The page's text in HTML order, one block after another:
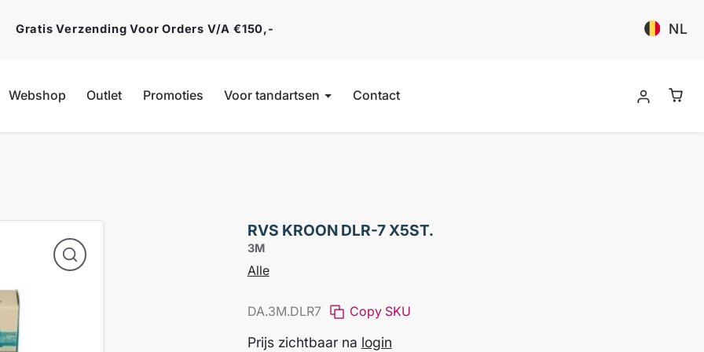
Gratis Verzending Voor Orders V/a €150,- NL
Webshop Outlet Promoties Voor tandartsen Contact
RVS KROON DLR-7 X5ST.
3M
Alle
DA.3M.DLR7 Copy SKU
Prijs zichtbaar na login